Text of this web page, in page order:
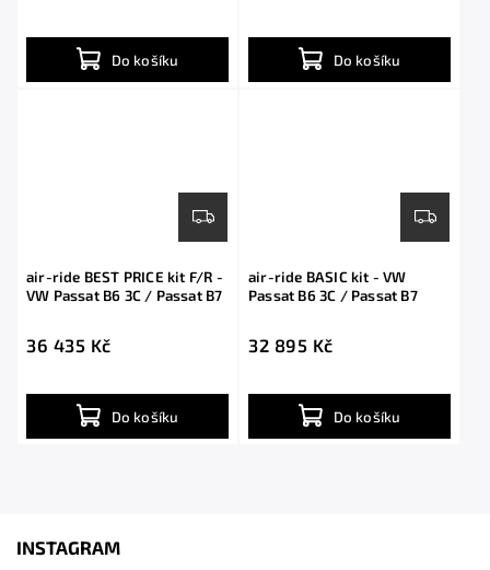
Do košíku Do košíku
air-ride BEST PRICE kit F/R -
VW Passat B6 3C / Passat B7
36 435 Kč
Do košíku
air-ride BASIC kit - VW
Passat B6 3C / Passat B7
32 895 Kč
Do košíku
INSTAGRAM